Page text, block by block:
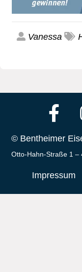
Vanessa
© Bentheimer
Otto-Hahn-Straße 1 –
Impressum